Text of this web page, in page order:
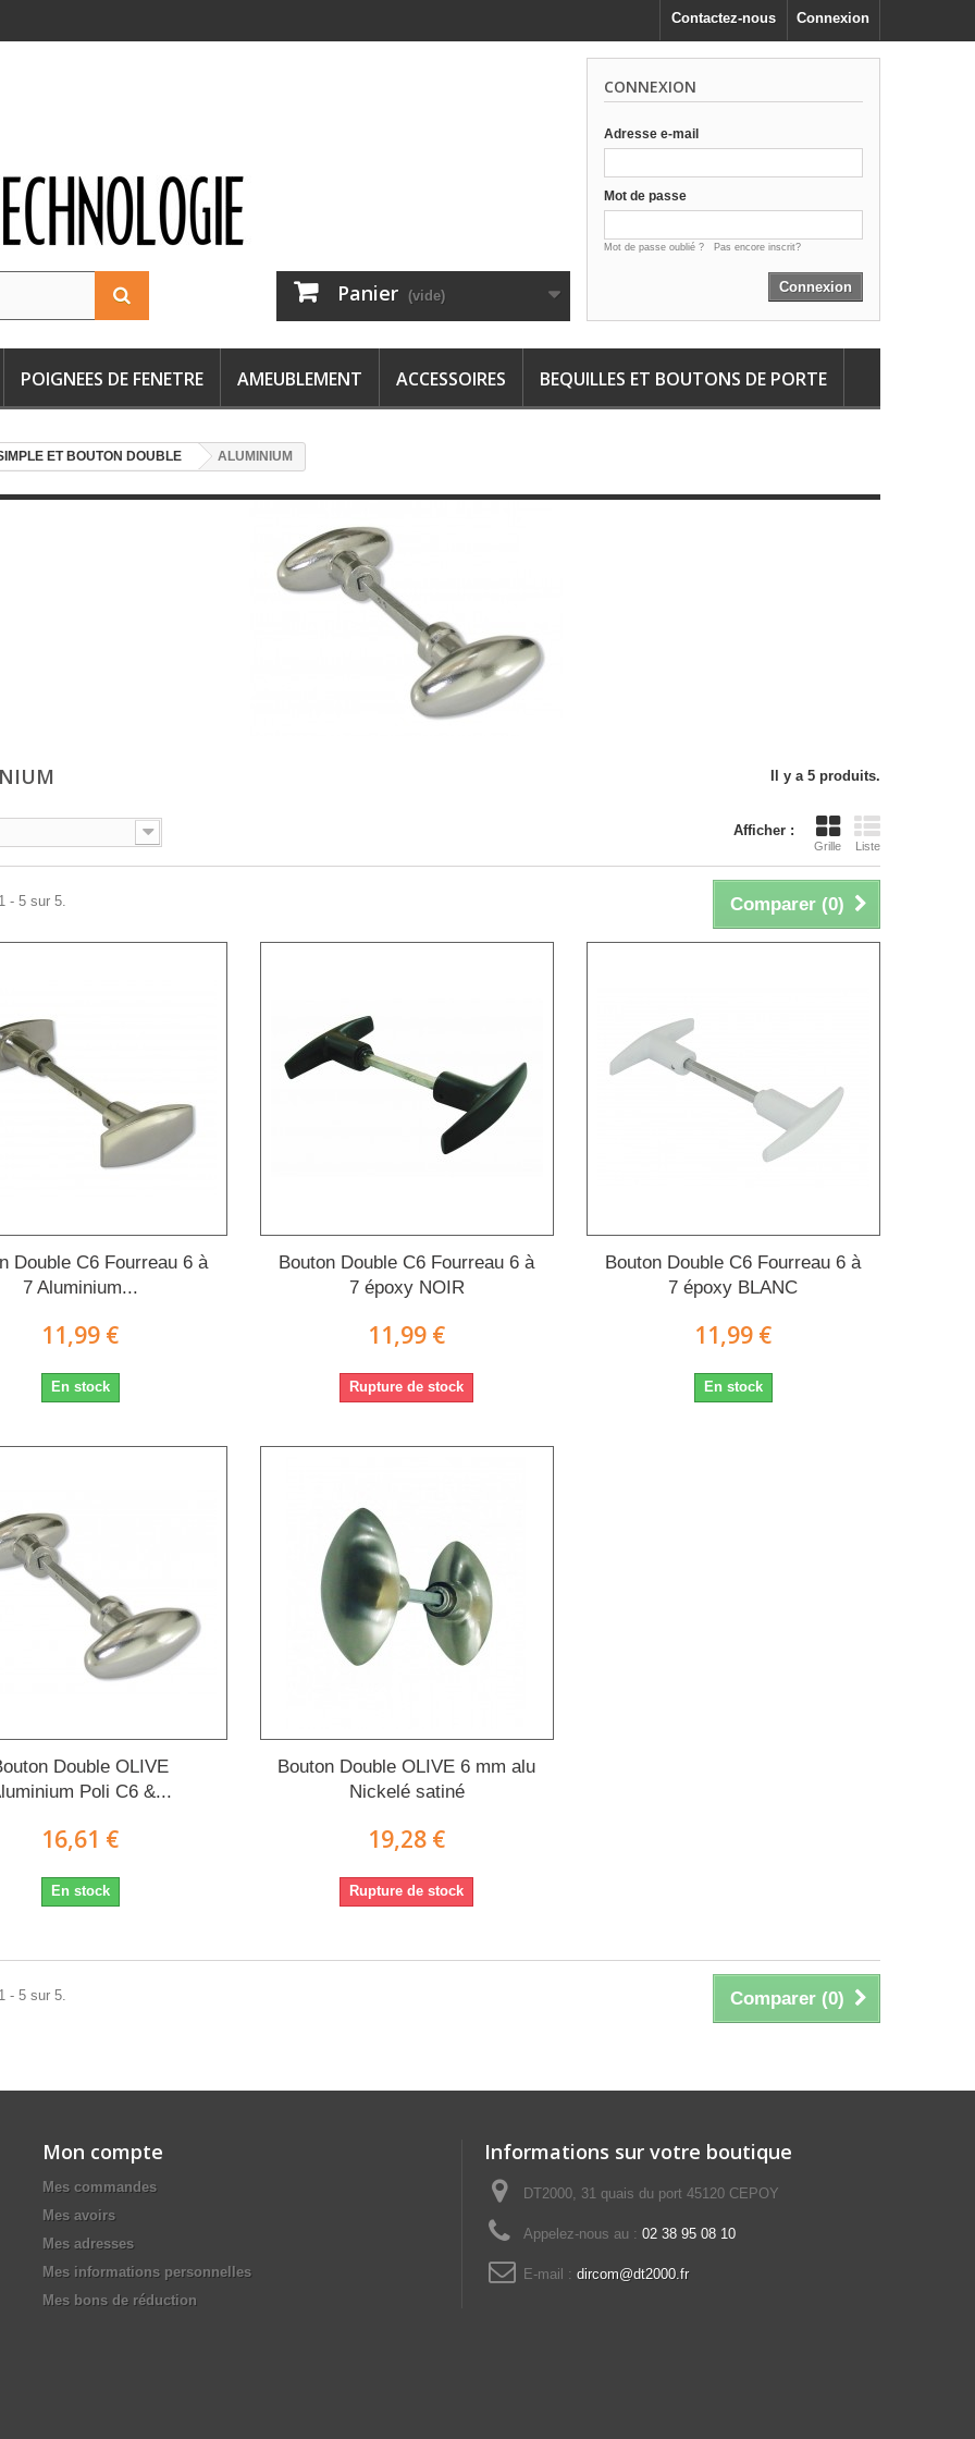
Connexion
Contactez-nous
CONNEXION
Adresse e-mail
Mot de passe
Mot de passe oublié ? Pas encore inscrit?
Connexion
Panier (vide)
POIGNEES DE FENETRE AMEUBLEMENT ACCESSOIRES BEQUILLES ET BOUTONS DE PORTE
ET BOUTON DOUBLE ALUMINIUM
Il y a 5 produits.
Afficher :
Grille Liste
Comparer (0)
- 5 sur 5.
Double C6 Fourreau 6 à
7 Aluminium...
11,99 €
En stock
Bouton Double C6 Fourreau 6 à
7 époxy NOIR
11,99 €
Rupture de stock
Bouton Double C6 Fourreau 6 à
7 époxy BLANC
11,99 €
En stock
Double OLIVE
Poli C6 &...
16,61 €
En stock
Bouton Double OLIVE 6 mm alu
Nickelé satiné
19,28 €
Rupture de stock
Comparer (0)
- 5 sur 5.
Mon compte
Mes commandes
Mes avoirs
Mes adresses
Mes informations personnelles
Mes bons de réduction
Informations sur votre boutique
DT2000, 31 quais du port 45120 CEPOY
Appelez-nous au : 02 38 95 08 10
E-mail : dircom@dt2000.fr